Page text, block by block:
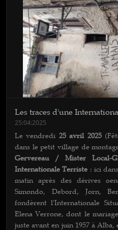
Les traces d'une
25:04:2025
Le vendredi 25 avril 2025
dans le petit village de
Gervereau / Mister Local-
Internationale Terriste : ici
matin après des dérives
Simondo, Debord, Jorn,
fondèrent l'Internationale
Elena Verrone, dont le
juste avant en juin 1957 à Alba,